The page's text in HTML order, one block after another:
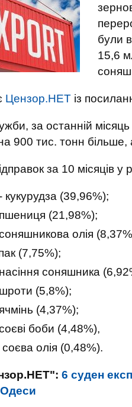
були
15,6
Цензор.НЕТ із
за останній
900 тис. тонн більше,
за 10 місяців у
(39,96%);
(21,98%);
олія
(7,75%);
соняшника
(5,8%);
(4,37%);
боби (4,48%),
олія (0,48%).
6 суден
Одеси